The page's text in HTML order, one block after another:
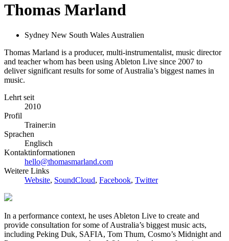
Thomas Marland
Sydney New South Wales Australien
Thomas Marland is a producer, multi-instrumentalist, music director
and teacher whom has been using Ableton Live since 2007 to
deliver significant results for some of Australia’s biggest names in
music.
Lehrt seit
2010
Profil
Trainer:in
Sprachen
Englisch
Kontaktinformationen
hello@thomasmarland.com
Weitere Links
Website, SoundCloud, Facebook, Twitter
In a performance context, he uses Ableton Live to create and
provide consultation for some of Australia’s biggest music acts,
including Peking Duk, SAFIA, Tom Thum, Cosmo’s Midnight and